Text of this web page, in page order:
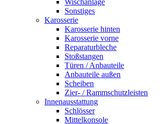
Sonstiges
Karosserie
Karosserie hinten
Karosserie vorne
Reparaturbleche
Stoßstangen
Türen / Anbauteile
Anbauteile außen
Scheiben
Zier- / Rammschutzleisten
Innenausstattung
Schlösser
Mittelkonsole